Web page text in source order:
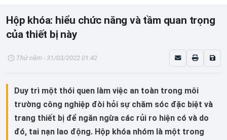
Hộp khóa: hiểu chức năng và tầm quan trọng
của thiết bị này
Thứ năm - 31/03/2022 01:42
Duy trì một thói quen làm việc an toàn trong môi
trường công nghiệp đòi hỏi sự chăm sóc đặc biệt và
trang thiết bị để ngăn ngừa các rủi ro hiện có và do
đó, tai nạn lao động. Hộp khóa nhóm là một trong